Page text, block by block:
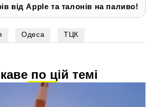
від Apple та талонів на паливо!
Одеса ТЦК
по цій темі